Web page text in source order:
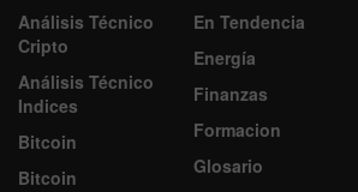
Análisis Técnico
Cripto
Análisis Técnico
Indices
Bitcoin
Bitcoin
En Tendencia
Energía
Finanzas
Formacion
Glosario